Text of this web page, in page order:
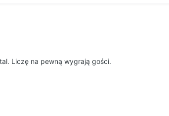
Liczę na pewną wygrają gości.